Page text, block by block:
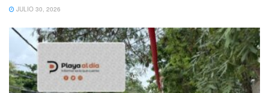
De inmediato arribaron elementos de Seguridad Pública,
quiénes encontraron a los cuatro hombres heridos por
JULIO 30, 2026